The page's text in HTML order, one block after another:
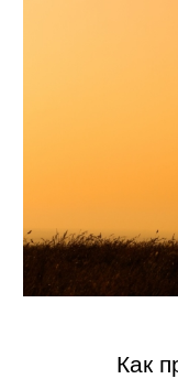
Как